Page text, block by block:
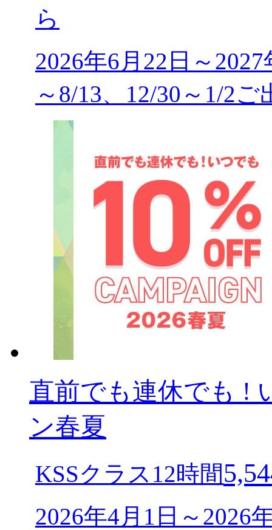
ら
2026年6月22日～
～8/13、12/30～1/2
直前でも連休でも !
ン春夏
KSSクラス12時間
2026年4月1日～2026